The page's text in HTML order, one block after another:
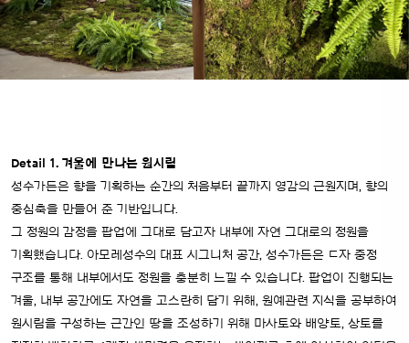
Detail 1. 겨울에 만나는 원시림
성수가든은 향을 기획하는 순간의 처음부터 끝까지 영감의 근원지며, 향의
중심축을 만들어 준 기반입니다.
그 정원의 감정을 팝업에 그대로 담고자 내부에 자연 그대로의 정원을
기획했습니다. 아모레성수의 대표 시그니처 공간, 성수가든은 ㄷ자 중정
구조를 통해 내부에서도 정원을 충분히 느낄 수 있습니다. 팝업이 진행되는
겨울, 내부 공간에도 자연을 고스란히 담기 위해, 원예관련 지식을 공부하여
원시림을 구성하는 근간인 땅을 조성하기 위해 마사토와 배양토, 상토를